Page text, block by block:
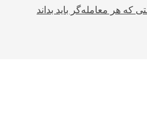
که هر معامله‌گر باید بداند